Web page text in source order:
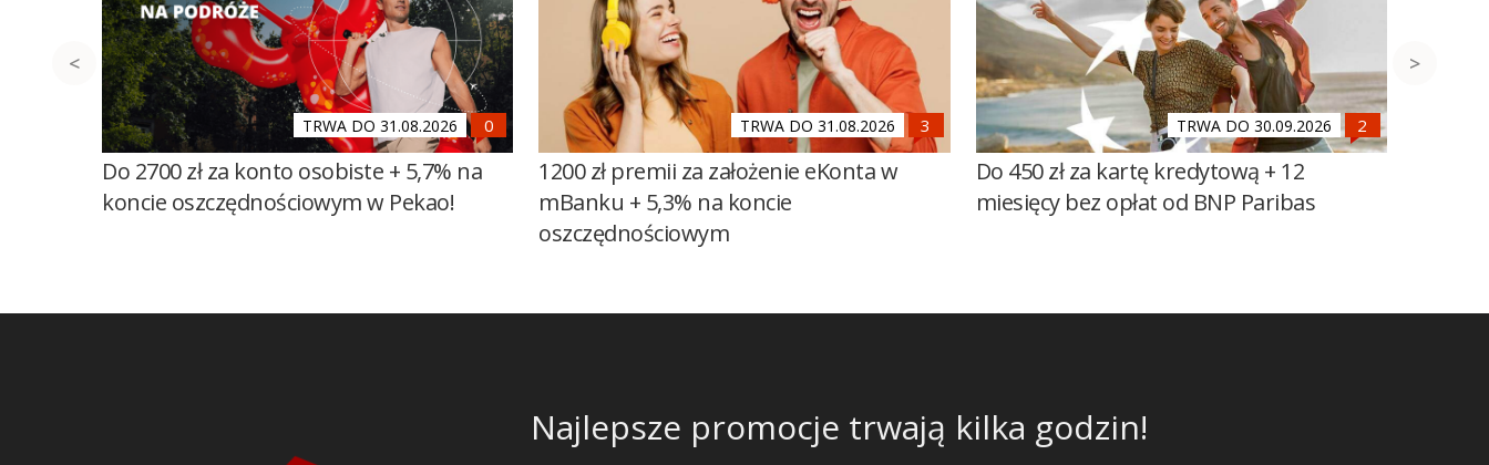
TRWA DO 31.08.2026
Do 2700 zł za konto osobiste + 5,7% na
koncie oszczędnościowym w Pekao!
TRWA DO 31.08.2026
1200 zł premii za założenie eKonta w
mBanku + 5,3% na koncie
oszczędnościowym
TRWA DO 30.09.2026
Do 450 zł za kartę kredytową + 12
miesięcy bez opłat od BNP Paribas
Najlepsze promocje trwają kilka godzin!